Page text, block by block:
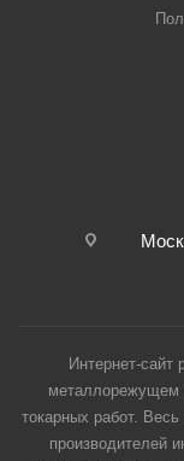
Интернет-
металлорежущем
токарных работ. Весь
производителей